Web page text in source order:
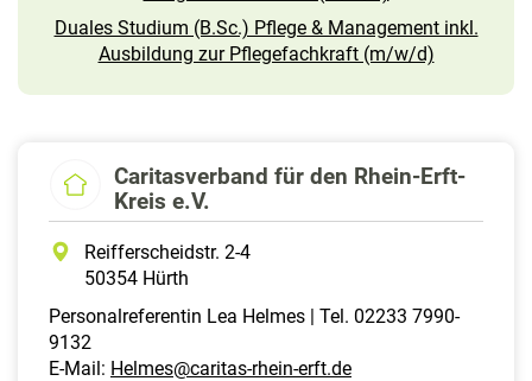
Duales Studium (B.Sc.) Pflege & Management inkl.
Ausbildung zur Pflegefachkraft (m/w/d)
Caritasverband für den Rhein-Erft-
Kreis e.V.
Reifferscheidstr. 2-4
50354 Hürth
Personalreferentin Lea Helmes | Tel. 02233 7990-
9132
E-Mail: Helmes@caritas-rhein-erft.de